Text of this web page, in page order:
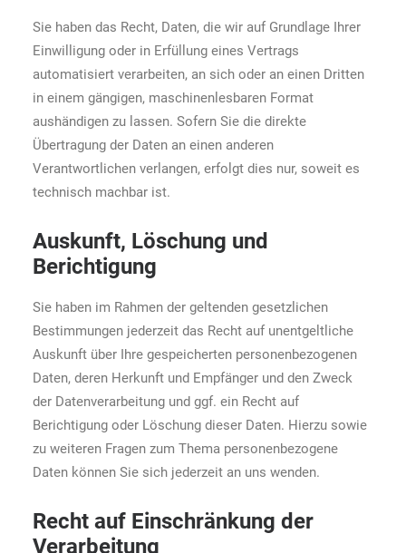
Sie haben das Recht, Daten, die wir auf Grundlage Ihrer
Einwilligung oder in Erfüllung eines Vertrags
automatisiert verarbeiten, an sich oder an einen Dritten
in einem gängigen, maschinenlesbaren Format
aushändigen zu lassen. Sofern Sie die direkte
Übertragung der Daten an einen anderen
Verantwortlichen verlangen, erfolgt dies nur, soweit es
technisch machbar ist.
Auskunft, Löschung und
Berichtigung
Sie haben im Rahmen der geltenden gesetzlichen
Bestimmungen jederzeit das Recht auf unentgeltliche
Auskunft über Ihre gespeicherten personenbezogenen
Daten, deren Herkunft und Empfänger und den Zweck
der Datenverarbeitung und ggf. ein Recht auf
Berichtigung oder Löschung dieser Daten. Hierzu sowie
zu weiteren Fragen zum Thema personenbezogene
Daten können Sie sich jederzeit an uns wenden.
Recht auf Einschränkung der
Verarbeitung